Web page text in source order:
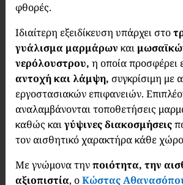
φθορές.
Ιδιαίτερη εξειδίκευση υπάρχει στο
γυάλισμα μαρμάρων και
νερόλουστρου, η οποία προσφέρει
αντοχή και λάμψη, συγκρίσιμη με
εργοστασιακών επιφανειών.
αναλαμβάνονται τοποθετήσεις
καθώς καιγύψινες διακοσμήσεις
τον αισθητικό χαρακτήρα κάθε
Με γνώμονα τηνποιότητα, την
αξιοπιστία, οΚώστας